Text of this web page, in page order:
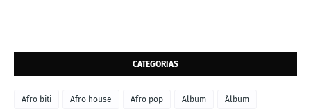
CATEGORIAS
Afro biti Afro house Afro pop Album Álbum